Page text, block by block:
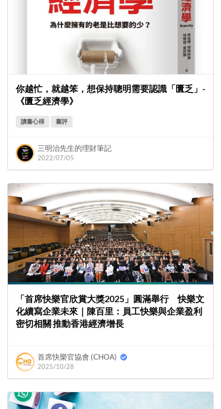
你越忙，就越笨，想保持聰明需要認識「匱乏」-
《匱乏經濟學》
讀書心得 書評
三明治先生的理財筆記
2022/07/05
「首席快樂官欣賞大獎2025」圓滿舉行 快樂文
化續寫企業未來｜陳百里：員工快樂與企業盈利
密切相關 推動香港經濟增長
首席快樂官協會 (CHOA)
2025/10/28